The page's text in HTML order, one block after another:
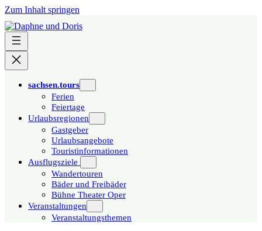
Zum Inhalt springen
sachsen.tours
Ferien
Feiertage
Urlaubsregionen
Gastgeber
Urlaubsangebote
Touristinformationen
Ausflugsziele
Wandertouren
Bäder und Freibäder
Bühne Theater Oper
Veranstaltungen
Veranstaltungsthemen